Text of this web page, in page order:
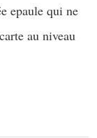
epaule qui ne
au niveau